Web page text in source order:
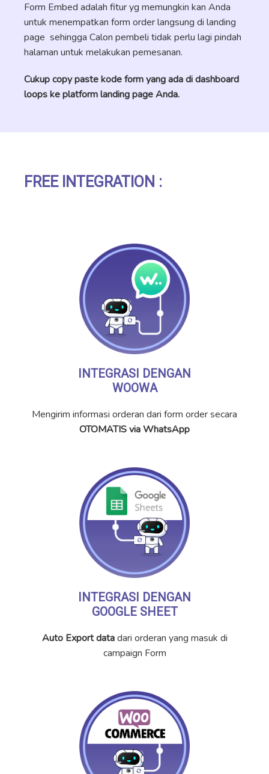
Form Embed adalah fitur yg memungkin kan Anda
untuk menempatkan form order langsung di landing
page sehingga Calon pembeli tidak perlu lagi pindah
halaman untuk melakukan pemesanan.
Cukup copy paste kode form yang ada di dashboard
loops ke platform landing page Anda.
FREE INTEGRATION :
INTEGRASI DENGAN
WOOWA
Mengirim informasi orderan dari form order secara
OTOMATIS via WhatsApp
INTEGRASI DENGAN
GOOGLE SHEET
Auto Export datadari orderan yang masuk di
campaign Form